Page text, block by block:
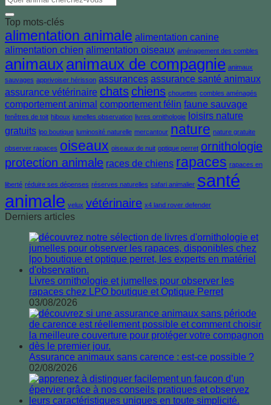
Top mots-clés
alimentation animale alimentation canine
alimentation chien alimentation oiseaux aménagement des combles
animaux animaux de compagnie animaux
sauvages apprivoiser hérisson assurances assurance santé animaux
assurance vétérinaire chats chiens chouettes combles aménagés
comportement animal comportement félin faune sauvage
fenêtres de toit hiboux jumelles observation livres ornithologie loisirs nature
gratuits lpo boutique luminosité naturelle mercantour nature nature gratuite
observer rapaces oiseaux oiseaux de nuit optique perret ornithologie
protection animale races de chiens rapaces rapaces en
liberté réduire ses dépenses réserves naturelles safari animalier santé
animale velux vétérinaire x4 land rover defender
Derniers articles
Livres ornithologie et jumelles pour observer les
rapaces chez LPO boutique et Optique Perret
03/08/2026
Assurance animaux sans carence : est-ce possible ?
02/08/2026